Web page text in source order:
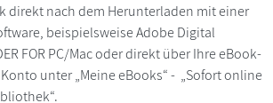
direkt nach dem Herunterladen mit einer
beispielsweise Adobe Digital
FOR PC/Mac oder direkt über Ihre eBook-
unter „Meine eBooks“ - „Sofort online